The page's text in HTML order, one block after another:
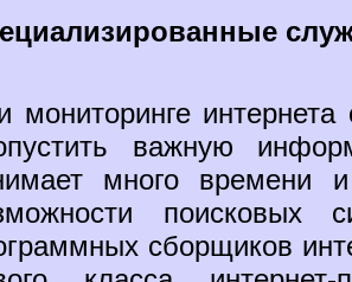
мониторинге
важную
много времени
поисковых
сборщиков